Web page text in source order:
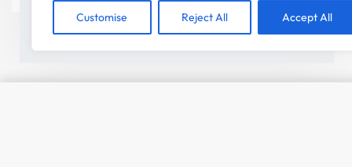
Customise Reject All Accept All
ACCEPTER